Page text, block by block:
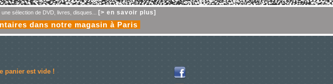
sélection de DVD, livres, disques... [> en savoir plus]
dans notre magasin à Paris
panier est vide !